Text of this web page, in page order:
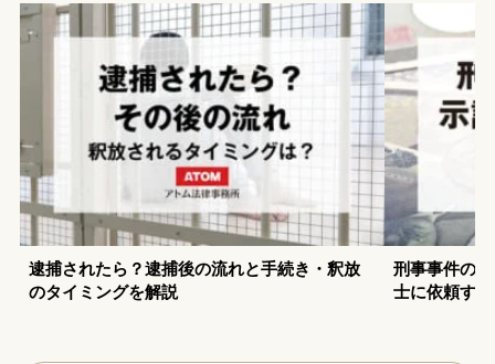
逮捕されたら？逮捕後の流れと手続き・釈放
のタイミングを解説
刑事事件の
士に依頼す